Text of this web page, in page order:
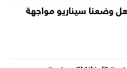
وضعنا سيناريو مواجهة